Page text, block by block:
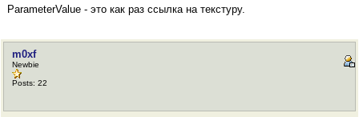
ParameterValue - это как раз ссылка на текстуру.
m0xf
Newbie
Posts: 22